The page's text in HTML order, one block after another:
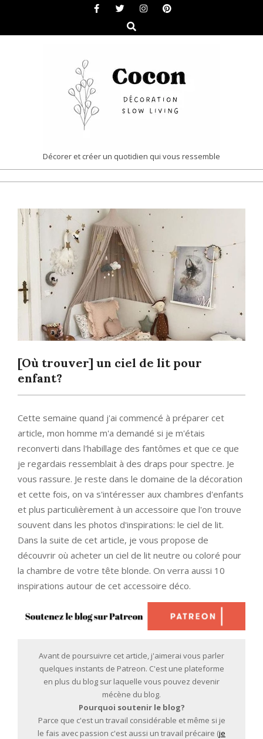
content
Search
COCON
|
&
SLOW
LIVING
Décorer et créer un quotidien qui vous ressemble
[Où trouver] un ciel de lit pour
enfant?
Cette semaine quand j'ai commencé à préparer cet
article, mon homme m'a demandé si je m'étais
reconverti dans l'habillage des fantômes et que ce que
je regardais ressemblait à des draps pour spectre. Je
vous rassure. Je reste dans le domaine de la décoration
et cette fois, on va s'intéresser aux chambres d'enfants
et plus particulièrement à un accessoire que l'on trouve
souvent dans les photos d'inspirations: le ciel de lit.
Dans la suite de cet article, je vous propose de
découvrir où acheter un ciel de lit neutre ou coloré pour
la chambre de votre tête blonde. On verra aussi 10
inspirations autour de cet accessoire déco.
Avant de poursuivre cet article, j'aimerai vous parler
quelques instants de Patreon. C'est une plateforme
en plus du blog sur laquelle vous pouvez devenir
mécène du blog.
Pourquoi soutenir le blog?
Parce que c'est un travail considérable et même si je
le fais avec passion c'est aussi un travail précaire (je